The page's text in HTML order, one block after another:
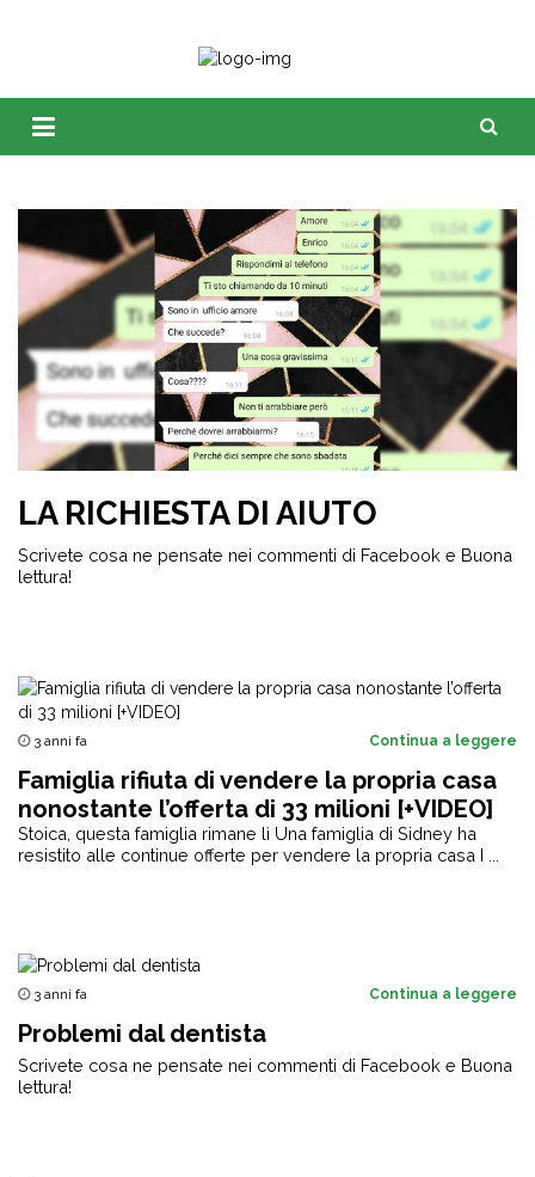
LA RICHIESTA DI AIUTO
Scrivete cosa ne pensate nei commenti di Facebook e Buona
lettura!
3 anni fa Continua a leggere
Famiglia rifiuta di vendere la propria casa
nonostante l’offerta di 33 milioni [+VIDEO]
Stoica, questa famiglia rimane lì Una famiglia di Sidney ha
resistito alle continue offerte per vendere la propria casa I ...
3 anni fa Continua a leggere
Problemi dal dentista
Scrivete cosa ne pensate nei commenti di Facebook e Buona
lettura!